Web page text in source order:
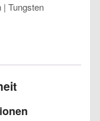
| Tungsten